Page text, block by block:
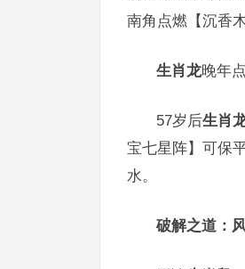
南角点燃【沉香
生肖龙晚年
57岁后生肖
宝七星阵】可保
水。
破解之道：